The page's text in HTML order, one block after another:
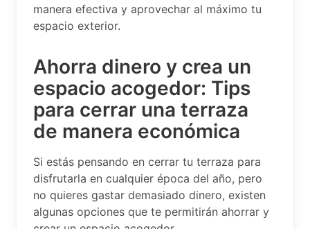
manera efectiva y aprovechar al máximo tu
espacio exterior.
Ahorra dinero y crea un
espacio acogedor: Tips
para cerrar una terraza
de manera económica
Si estás pensando en cerrar tu terraza para
disfrutarla en cualquier época del año, pero
no quieres gastar demasiado dinero, existen
algunas opciones que te permitirán ahorrar y